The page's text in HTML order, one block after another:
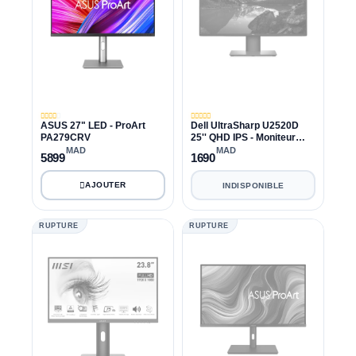
ASUS 27" LED - ProArt
PA279CRV
5899
MAD
Dell UltraSharp U2520D
25'' QHD IPS - Moniteur
(Remise à neuf)
1690
MAD
INDISPONIBLE
RUPTURE RUPTURE